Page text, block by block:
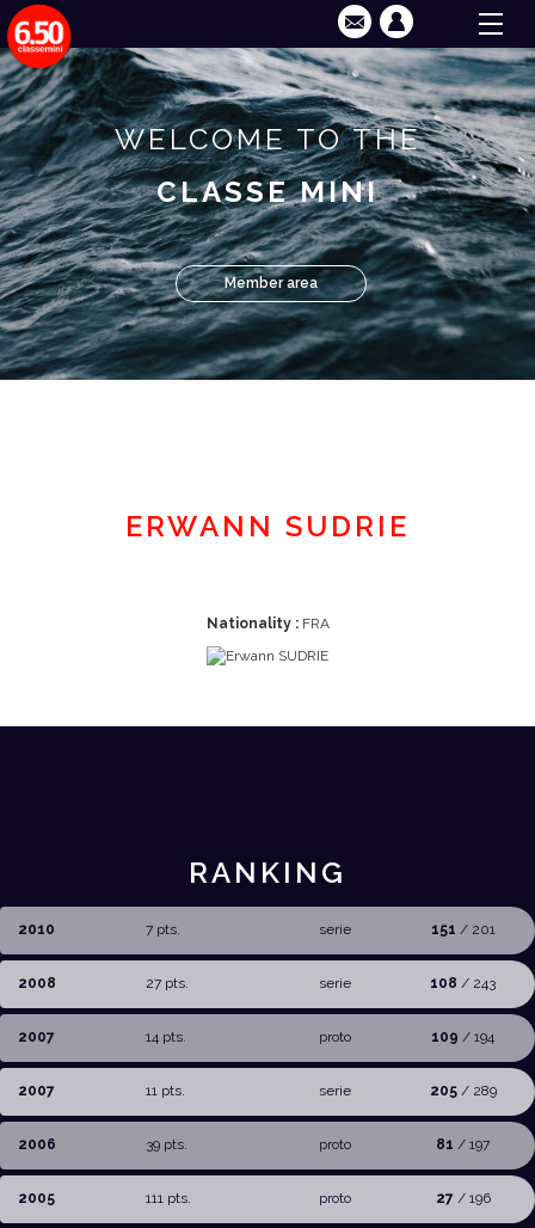
WELCOME TO THE
CLASSE MINI
Member area
ERWANN SUDRIE
Nationality :FRA
RANKING
2010 7 pts. serie 151 / 201
2008 27 pts. serie 108 / 243
2007 14 pts. proto 109 / 194
2007 11 pts. serie 205/ 289
2006 39 pts. proto 81 / 197
2005 111 pts. proto 27/ 196